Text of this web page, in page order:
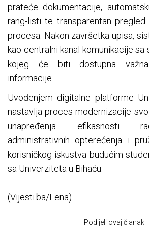
prateće dokumentacije,
rang-listi te transparentan
procesa. Nakon završetka upisa,
kao centralni kanal komunikacije
kojeg će biti dostupna
informacije.
Uvođenjem digitalne platforme
nastavlja proces modernizacije
unapređenja efikasnosti
administrativnih opterećenja i
korisničkog iskustva budućim
sa Univerziteta u Bihaću.
(Vijesti.ba/Fena)
Podijeli ovaj članak